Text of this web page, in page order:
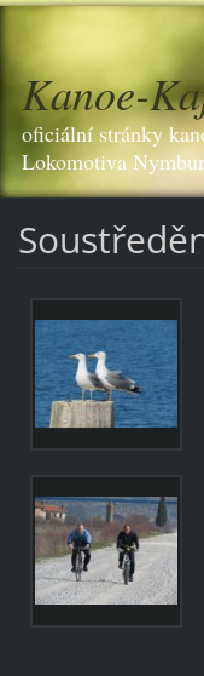
Kanoe-
oficiální stránky
Lokomotiva